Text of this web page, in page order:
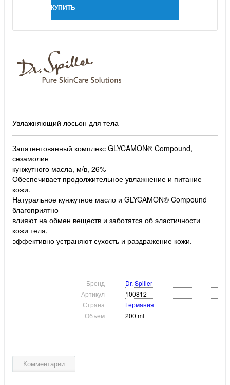
КУПИТЬ
Увлажняющий лосьон для тела
Запатентованный комплекс GLYCAMON® Compound,
сезамолин
кунжутного масла, м/в, 26%
Обеспечивает продолжительное увлажнение и питание
кожи.
Натуральное кунжутное масло и GLYCAMON® Compound
благоприятно
влияют на обмен веществ и заботятся об эластичности
кожи тела,
эффективно устраняют сухость и раздражение кожи.
Бренд
Dr. Spiller
Артикул
100812
Страна
Германия
Объем
200 ml
Комментарии